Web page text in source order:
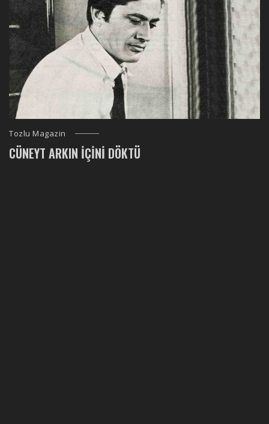
Tozlu Magazin
CÜNEYT ARKIN İÇINI DÖKTÜ